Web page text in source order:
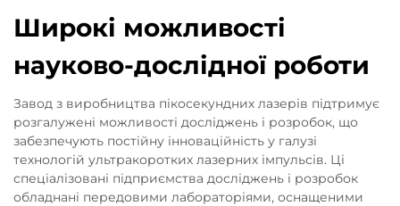
Широкі можливості
науково-дослідної роботи
Завод з виробництва пікосекундних лазерів підтримує
розгалужені можливості досліджень і розробок, що
забезпечують постійну інноваційність у галузі
технологій ультракоротких лазерних імпульсів. Ці
спеціалізовані підприємства досліджень і розробок
обладнані передовими лабораторіями, оснащеними